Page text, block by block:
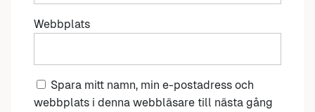
Webbplats
Spara mitt namn, min e-postadress och
webbplats i denna webbläsare till nästa gång